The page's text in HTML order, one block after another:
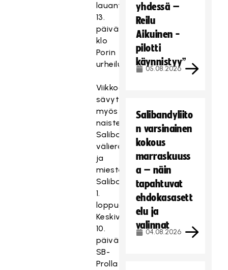
lauantaina
13.
päivä
klo
Porin
urheilutalossa.
Viikkoa
sävyttävät
myös
naisten
Salibandyliigan
välierät
ja
miesten
Salibandyliigan
1.
loppuottelu.
Keskiviikkona
10.
päivä
SB-
Prolla
yhdessä –
Reilu
Aikuinen -
pilotti
käynnistyy”
05.08.2026
Salibandyliito
n varsinainen
kokous
marraskuuss
a – näin
tapahtuvat
ehdokasasett
elu ja
valinnat
04.08.2026